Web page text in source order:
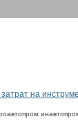
на